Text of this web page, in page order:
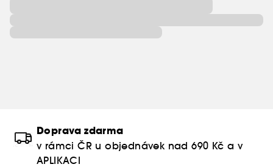
Doprava zdarma
v rámci ČR u objednávek nad 690 Kč a v
APLIKACI